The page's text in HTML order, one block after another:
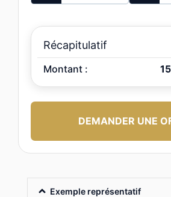
Récapitulatif
Montant :
Exemple représentatif